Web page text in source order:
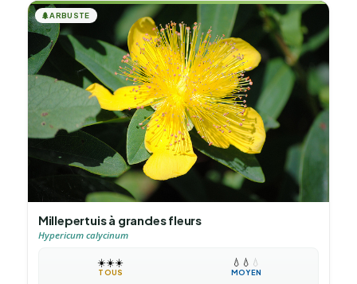
🌲ARBUSTE
Millepertuis à grandes fleurs
Hypericum calycinum
☀️☀️☀️
TOUS
💧 💧 💧
MOYEN